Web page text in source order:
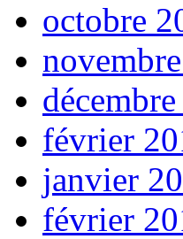
octobre
février
janvier
février